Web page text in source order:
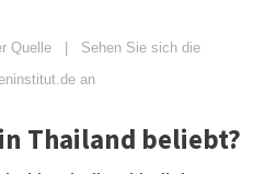
Quelle | Sehen Sie sich die
an
Thailand beliebt?